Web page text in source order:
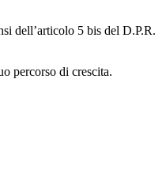
dell’articolo 5 bis del D.P.R.
percorso di crescita.